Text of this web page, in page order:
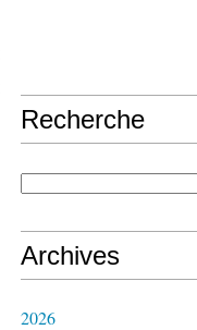
Recherche
Archives
2026